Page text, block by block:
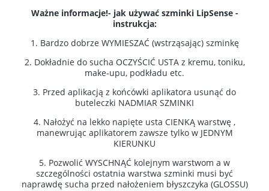
Ważne informacje!- jak używać szminki LipSense -
instrukcja:
1. Bardzo dobrze WYMIESZAĆ (wstrząsając) szminkę
2. Dokładnie do sucha OCZYŚCIĆ USTA z kremu, toniku,
make-upu, podkładu etc.
3. Przed aplikacją z końcówki aplikatora usunąć do
buteleczki NADMIAR SZMINKI
4. Nałożyć na lekko napięte usta CIENKĄ warstwę ,
manewrując aplikatorem zawsze tylko w JEDNYM
KIERUNKU
5. Pozwolić WYSCHNĄĆ kolejnym warstwom a w
szczególności ostatnia warstwa szminki musi być
naprawdę sucha przed nałożeniem błyszczyka (GLOSSU)